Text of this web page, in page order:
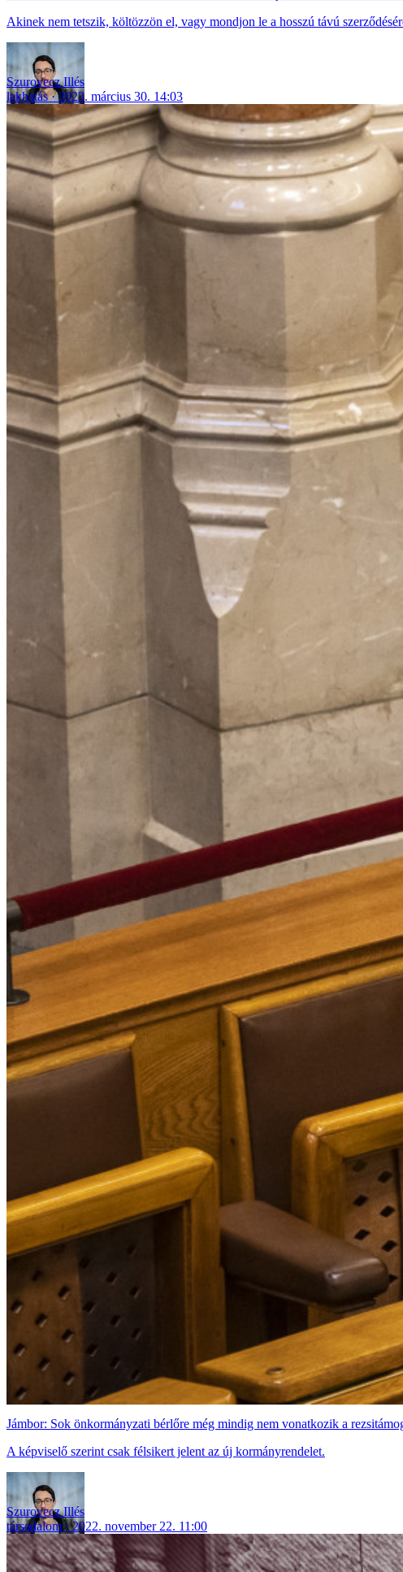
Akinek nem tetszik, költözzön el, vagy mondjon le a hosszú távú
Szurovecz Illés
lakhatás
2023. március 30. 14:03
Jámbor: Sok önkormányzati bérlőre még mindig nem vonatkozik a
A képviselő szerint csak félsikert jelent az új kormányrendelet.
Szurovecz Illés
társadalom
2022. november 22. 11:00